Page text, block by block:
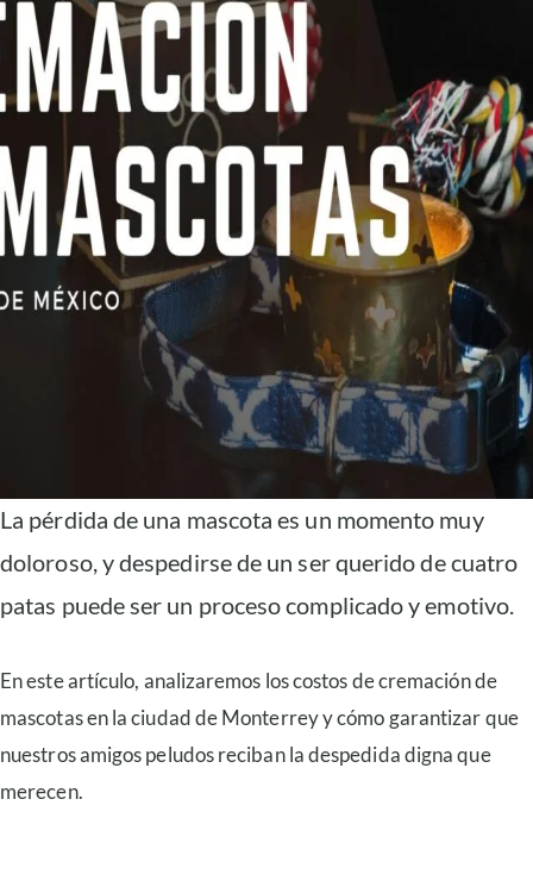
La pérdida de una mascota es un momento muy
doloroso, y despedirse de un ser querido de cuatro
patas puede ser un proceso complicado y emotivo.
En este artículo, analizaremos los costos de cremación de
mascotas en la ciudad de Monterrey y cómo garantizar que
nuestros amigos peludos reciban la despedida digna que
merecen.